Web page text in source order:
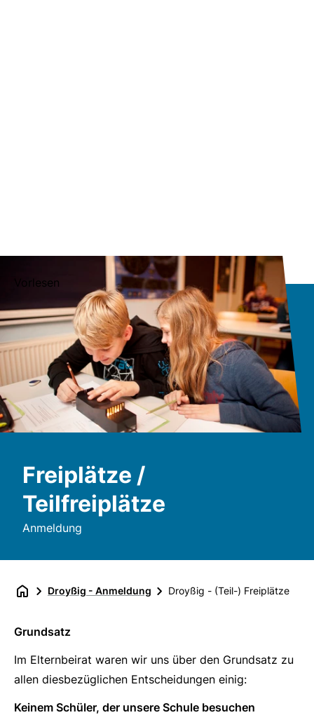
Vorlesen
Freiplätze /
Teilfreiplätze
Anmeldung
Droyßig - Anmeldung Droyßig - (Teil-) Freiplätze
Grundsatz
Im Elternbeirat waren wir uns über den Grundsatz zu
allen diesbezüglichen Entscheidungen einig:
Keinem Schüler, der unsere Schule besuchen